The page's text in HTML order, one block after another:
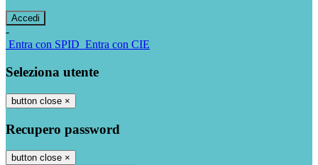
-
Entra con SPID Entra con CIE
Seleziona utente
button close ×
Recupero password
button close ×